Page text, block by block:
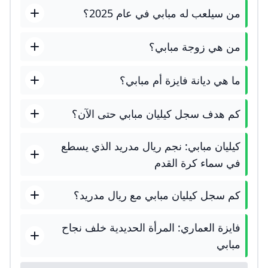
من سيلعب له مبابي في عام 2025؟
من هي زوجة مبابي؟
ما هي ديانة فايزة أم مبابي؟
كم هدف سجل كيليان مبابي حتى الآن؟
كيليان مبابي: نجم ريال مدريد الذي يسطع
في سماء كرة القدم
كم سجل كيليان مبابي مع ريال مدريد؟
فايزة العماري: المرأة الحديدية خلف نجاح
مبابي